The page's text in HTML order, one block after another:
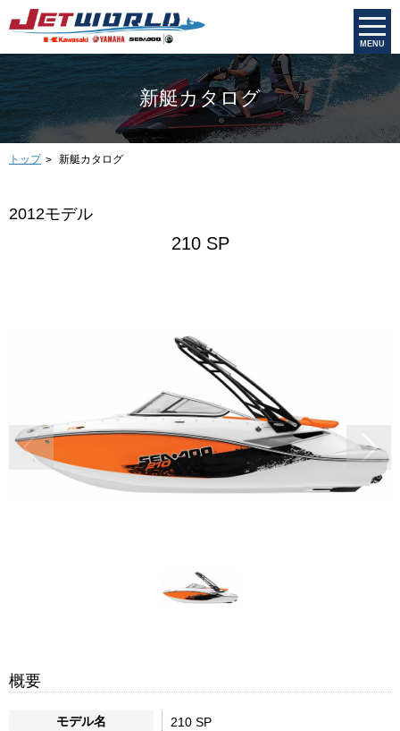
MENU
新艇カタログ
トップ 新艇カタログ
2012モデル
210 SP
概要
モデル名 210 SP